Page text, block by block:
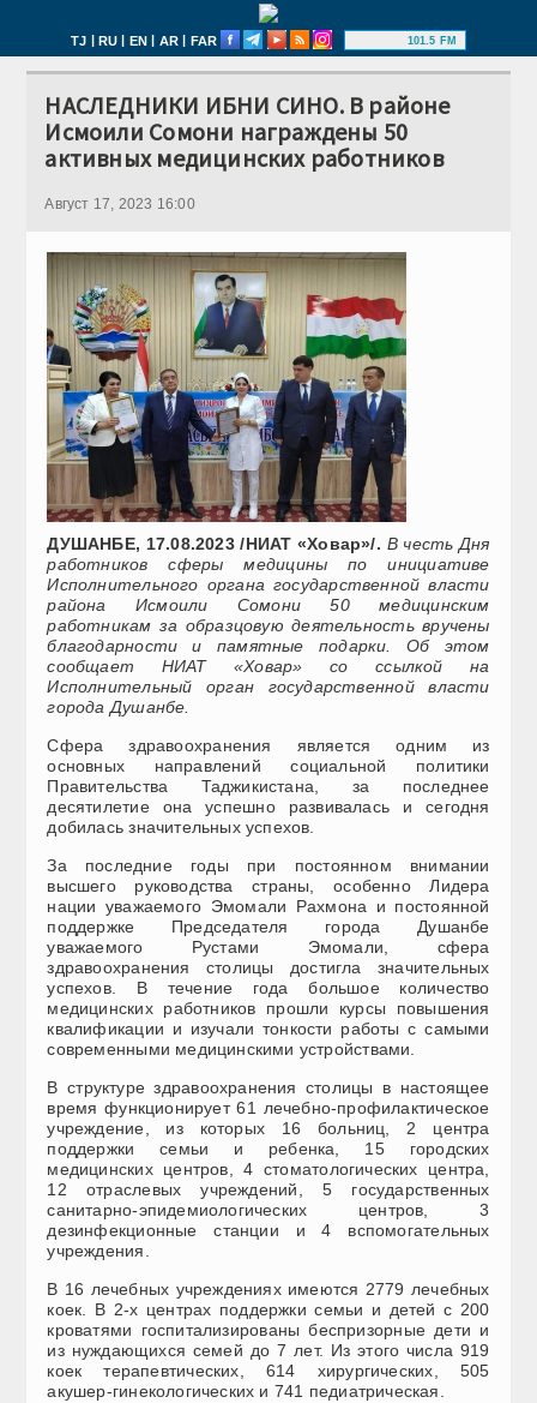
TJ | RU | EN | AR | FAR 101.5 FM
НАСЛЕДНИКИ ИБНИ СИНО. В районе
Исмоили Сомони награждены 50
активных медицинских работников
Август 17, 2023 16:00
ДУШАНБЕ, 17.08.2023 /НИАТ «Ховар»/. В честь Дня
работников сферы медицины по инициативе
Исполнительного органа государственной власти
района Исмоили Сомони 50 медицинским
работникам за образцовую деятельность вручены
благодарности и памятные подарки. Об этом
сообщает НИАТ «Ховар» со ссылкой на
Исполнительный орган государственной власти
города Душанбе.
Сфера здравоохранения является одним из
основных направлений социальной политики
Правительства Таджикистана, за последнее
десятилетие она успешно развивалась и сегодня
добилась значительных успехов.
За последние годы при постоянном внимании
высшего руководства страны, особенно Лидера
нации уважаемого Эмомали Рахмона и постоянной
поддержке Председателя города Душанбе
уважаемого Рустами Эмомали, сфера
здравоохранения столицы достигла значительных
успехов. В течение года большое количество
медицинских работников прошли курсы повышения
квалификации и изучали тонкости работы с самыми
современными медицинскими устройствами.
В структуре здравоохранения столицы в настоящее
время функционирует 61 лечебно-профилактическое
учреждение, из которых 16 больниц, 2 центра
поддержки семьи и ребенка, 15 городских
медицинских центров, 4 стоматологических центра,
12 отраслевых учреждений, 5 государственных
санитарно-эпидемиологических центров, 3
дезинфекционные станции и 4 вспомогательных
учреждения.
В 16 лечебных учреждениях имеются 2779 лечебных
коек. В 2-х центрах поддержки семьи и детей с 200
кроватями госпитализированы беспризорные дети и
из нуждающихся семей до 7 лет. Из этого числа 919
коек терапевтических, 614 хирургических, 505
акушер-гинекологических и 741 педиатрическая.